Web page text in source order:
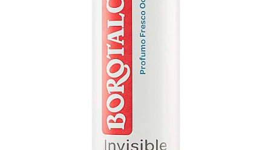
Solutie de intretinere textile